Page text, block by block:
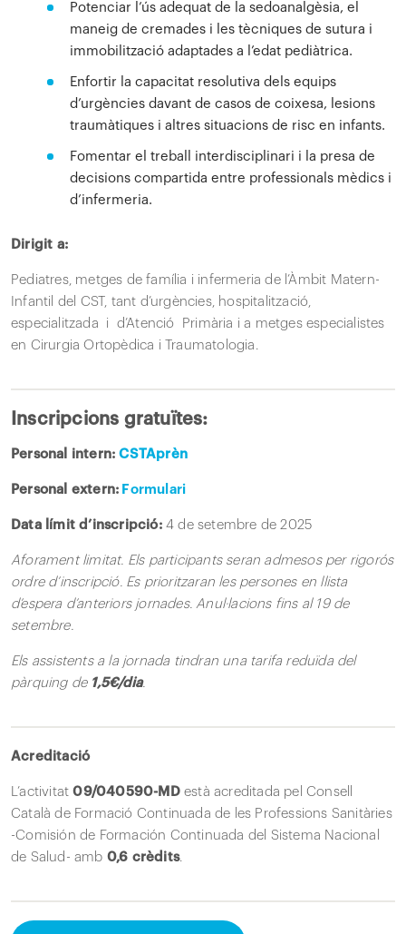
Potenciar l’ús adequat de la sedoanalgèsia, el
maneig de cremades i les tècniques de sutura i
immobilització adaptades a l’edat pediàtrica.
Enfortir la capacitat resolutiva dels equips
d’urgències davant de casos de coixesa, lesions
traumàtiques i altres situacions de risc en infants.
Fomentar el treball interdisciplinari i la presa de
decisions compartida entre professionals mèdics i
d’infermeria.
Dirigit a:
Pediatres, metges de família i infermeria de l’Àmbit Matern-
Infantil del CST, tant d’urgències, hospitalització,
especialitzada i d’Atenció Primària i a metges especialistes
en Cirurgia Ortopèdica i Traumatologia.
Inscripcions gratuïtes:
Personal intern:CSTAprèn
Personal extern: Formulari
Data límit d’inscripció: 4 de setembre de 2025
Aforament limitat. Els participants seran admesos per rigorós
ordre d’inscripció. Es prioritzaran les persones en llista
d’espera d’anteriors jornades. Anul·lacions fins al 19 de
setembre.
Els assistents a la jornada tindran una tarifa reduïda del
pàrquing de 1,5€/dia.
Acreditació
L’activitat09/040590-MDestà acreditada pel Consell
Català de Formació Continuada de les Professions Sanitàries
-Comisión de Formación Continuada del Sistema Nacional
de Salud- amb 0,6 crèdits.